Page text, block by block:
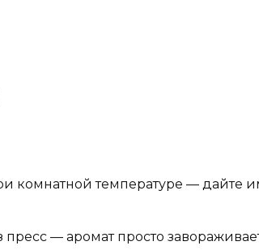
комнатной температуре — дайте
пресс — аромат просто